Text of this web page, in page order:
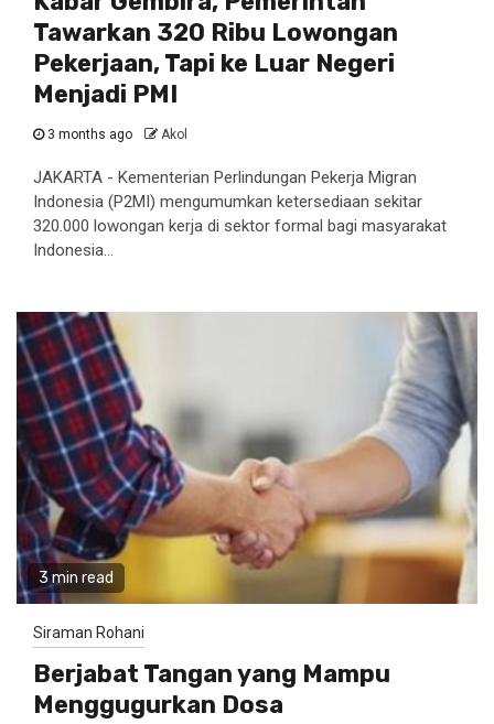
Tawarkan 320 Ribu Lowongan
Pekerjaan, Tapi ke Luar Negeri
Menjadi PMI
3 months ago Akol
JAKARTA - Kementerian Perlindungan Pekerja Migran
Indonesia (P2MI) mengumumkan ketersediaan sekitar
320.000 lowongan kerja di sektor formal bagi masyarakat
Indonesia...
3 min read
Siraman Rohani
Berjabat Tangan yang Mampu
Menggugurkan Dosa